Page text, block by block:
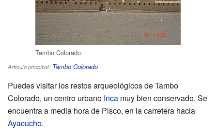
Tambo Colorado.
Artículo principal: Tambo Colorado
Puedes visitar los restos arqueológicos de Tambo
Colorado, un centro urbano Inca muy bien conservado. Se
encuentra a media hora de Pisco, en la carretera hacia
Ayacucho.